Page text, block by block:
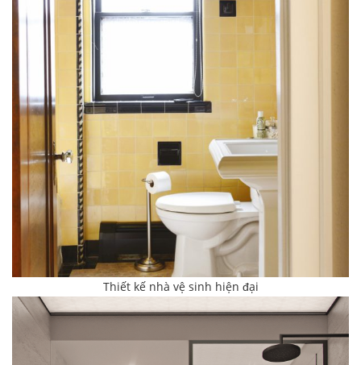
Thiết kế nhà vệ sinh hiện đại